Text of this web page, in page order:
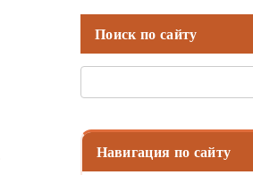
Поиск по сайту
Навигация по сайту